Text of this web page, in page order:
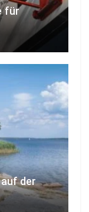
für
auf der